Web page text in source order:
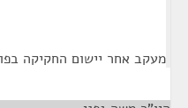
מעקב אחר יישום החקיקה